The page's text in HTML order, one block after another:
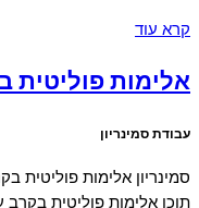
קרא עוד
אלימות פוליטית
עבודת סמינריון
תוכן אלימות פוליטית